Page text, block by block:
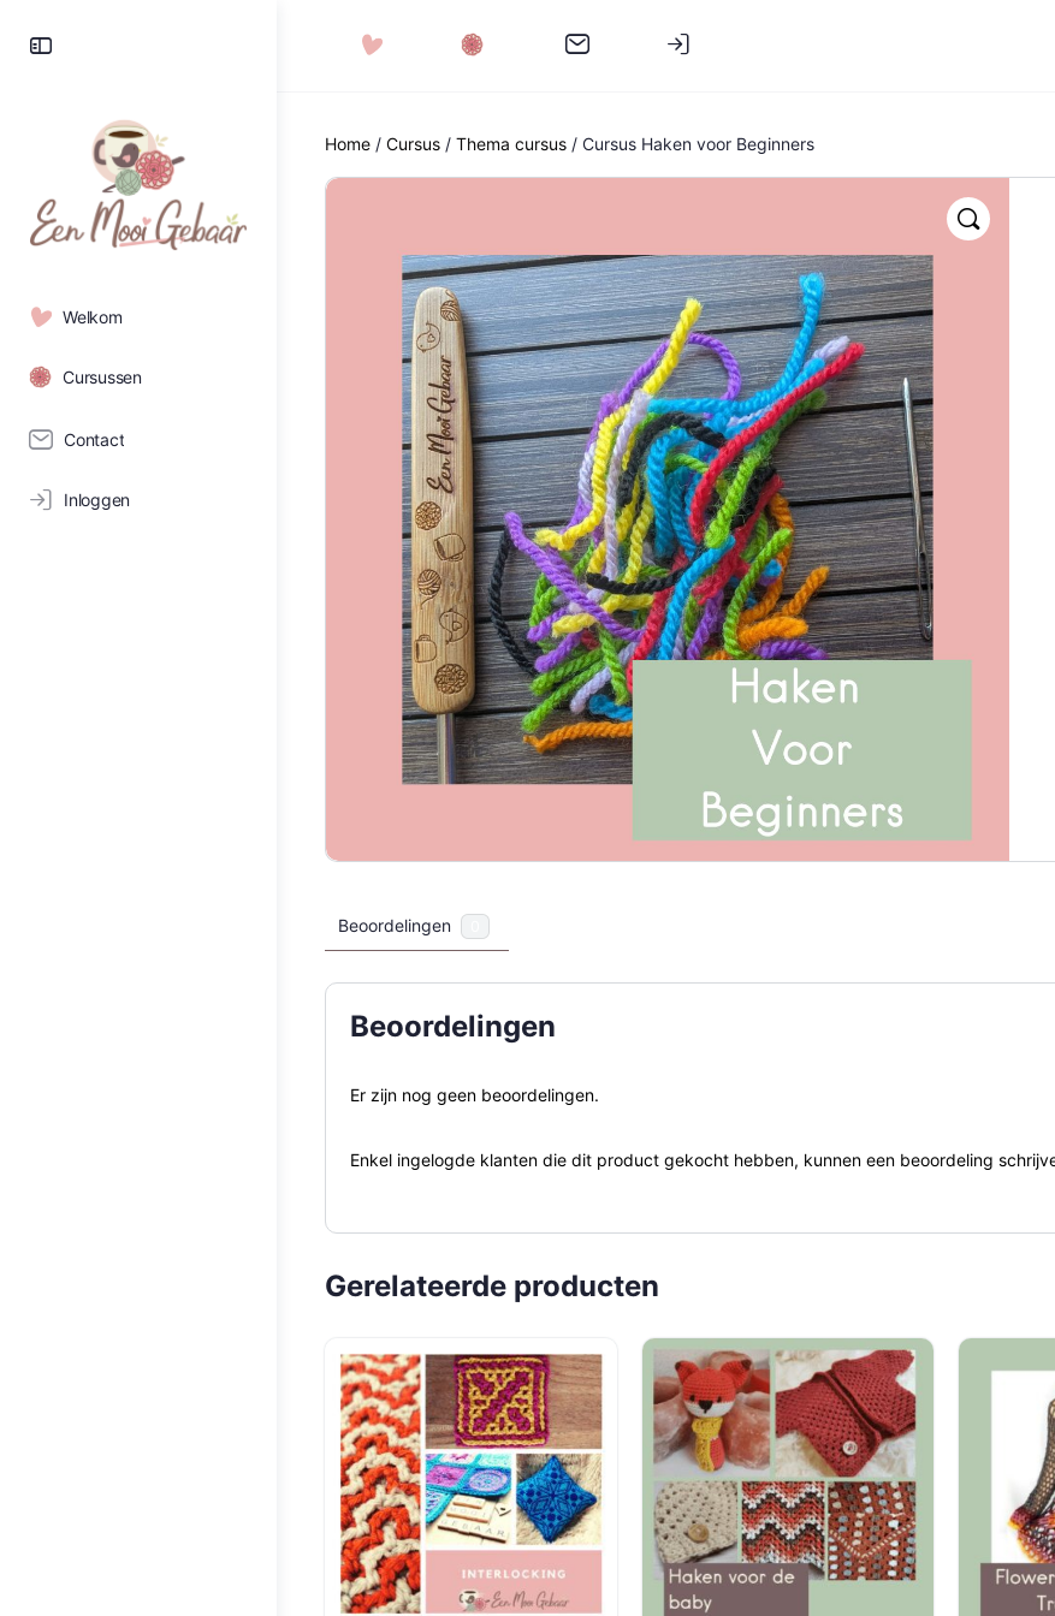
Welkom
Cursussen
Contact
Inloggen
Home / Cursus / Thema cursus / Cursus Haken voor Beginners
Beoordelingen
Beoordelingen
Er zijn nog geen beoordelingen.
Enkel ingelogde klanten die dit product gekocht hebben, kunnen een beoordeling
Gerelateerde producten